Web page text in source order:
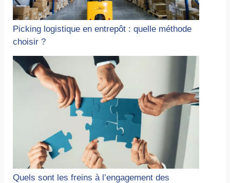
Picking logistique en entrepôt : quelle méthode
choisir ?
Quels sont les freins à l’engagement des